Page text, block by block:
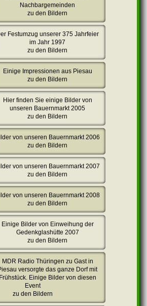
Nachbargemeinden
zu den Bildern
Festumzug unserer 375 Jahrfeier
im Jahr 1997
zu den Bildern
Einige Impressionen aus Piesau
zu den Bildern
Hier finden Sie einige Bilder von
unseren Bauernmarkt 2005
zu den Bildern
von unseren Bauernmarkt 2006
zu den Bildern
von unseren Bauernmarkt 2007
zu den Bildern
von unseren Bauernmarkt 2008
zu den Bildern
Einige Bilder von Einweihung der
Gedenkglashütte 2007
zu den Bildern
MDR Radio Thüringen zu Gast in
versorgte das ganze Dorf mit
Frühstück. Einige Bilder von diesen
Event
zu den Bildern